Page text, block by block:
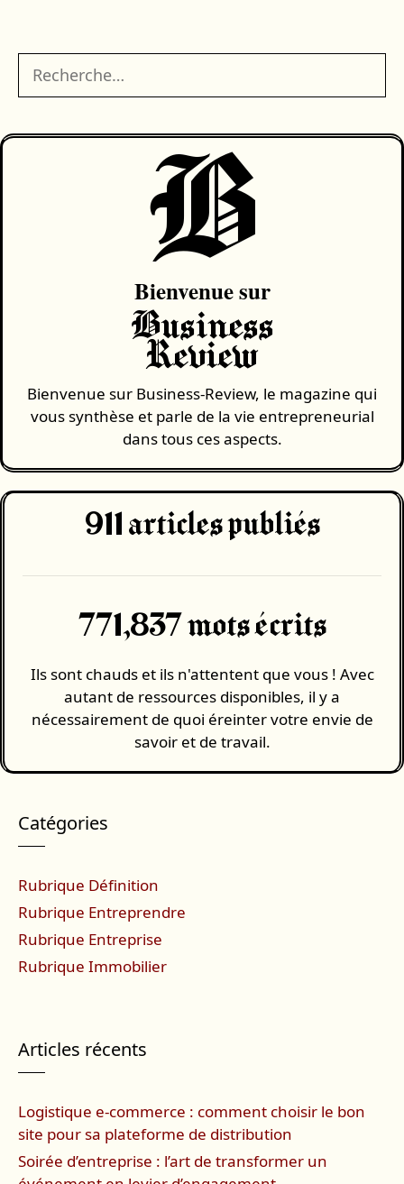
Rechercher :
B
Bienvenue sur
Business
Review
Bienvenue sur Business-Review, le magazine qui
vous synthèse et parle de la vie entrepreneurial
dans tous ces aspects.
911 articles publiés
771,837 mots écrits
Ils sont chauds et ils n'attentent que vous ! Avec
autant de ressources disponibles, il y a
nécessairement de quoi éreinter votre envie de
savoir et de travail.
Catégories
Rubrique Définition
Rubrique Entreprendre
Rubrique Entreprise
Rubrique Immobilier
Articles récents
Logistique e-commerce : comment choisir le bon
site pour sa plateforme de distribution
Soirée d’entreprise : l’art de transformer un